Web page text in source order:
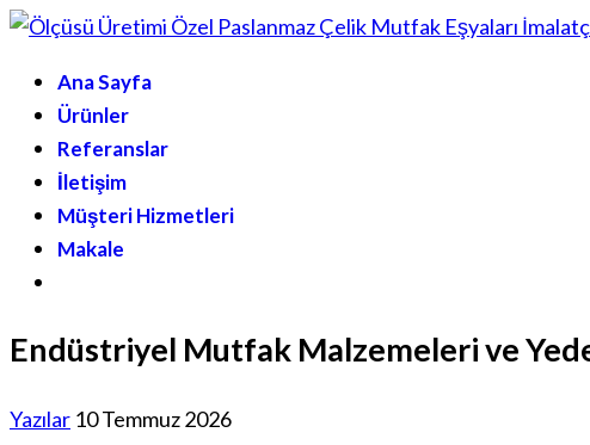
Ana Sayfa
Ürünler
Referanslar
İletişim
Müşteri Hizmetleri
Makale
Endüstriyel Mutfak Malzemeleri ve
Yazılar 10 Temmuz 2026